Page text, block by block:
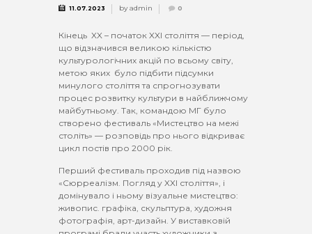
11.07.2023 byadmin 0
Кінець XX – початок XXI століття — період,
що відзначився великою кількістю
культурологічних акцій по всьому світу,
метою яких було підбити підсумки
минулого століття та спрогнозувати
процес розвитку культури в найближчому
майбутньому. Так, командою МГ було
створено фестиваль «Мистецтво на межі
століть» — розповідь про нього відкриває
цикл постів про 2000 рік.
Перший фестиваль проходив під назвою
«Сюрреалізм. Погляд у XXI століття», і
домінувало і ньому візуальне мистецтво:
живопис. графіка, скульптура, художня
фотографія, арт-дизайн. У виставковій